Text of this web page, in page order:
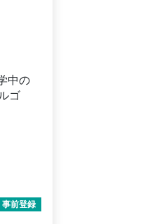
中の
ゴ
事前登録